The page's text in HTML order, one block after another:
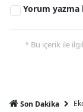
Yorum yazma
* Bu içerik ile
Son Dakika